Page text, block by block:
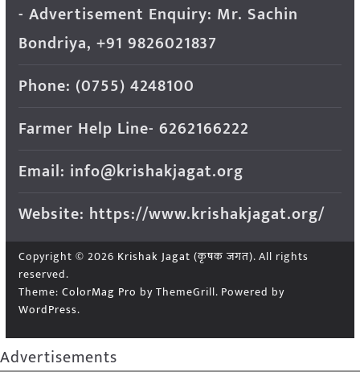
- Advertisement Enquiry: Mr. Sachin
Bondriya, +91 9826021837
Phone: (0755) 4248100
Farmer Help Line- 6262166222
Email: info@krishakjagat.org
Website: https://www.krishakjagat.org/
Copyright © 2026 Krishak Jagat (कृषक जगत). All rights
reserved.
Theme: ColorMag Pro by ThemeGrill. Powered by
WordPress.
Advertisements